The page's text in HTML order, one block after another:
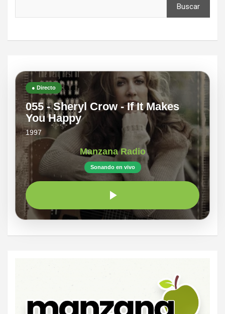
Buscar
● Directo
055 - Sheryl Crow - If It Makes
You Happy
1997
Manzana Radio
Sonando en vivo